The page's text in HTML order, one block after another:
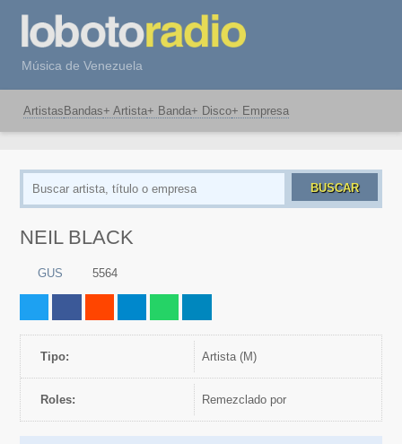
Música de Venezuela
Artistas Bandas+ Artista+ Banda+ Disco+ Empresa
BUSCAR
NEIL BLACK
GUS 5564
Tipo: artista (M)
Roles: Remezclado por